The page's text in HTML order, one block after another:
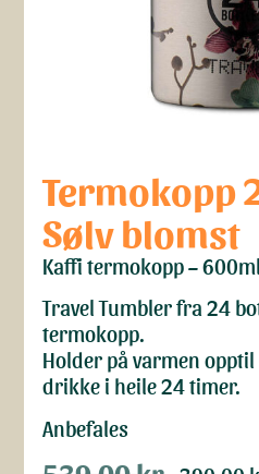
Termokopp
Sølv blomst
Kaffi termokopp – 600ml
Travel Tumbler fra 24
termokopp.
Holder på varmen
drikke i heile 24 timer.
Anbefales